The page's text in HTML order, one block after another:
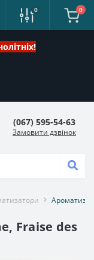
0 0
(067) 595-54-63
Замовити дзвінок
Fraise des